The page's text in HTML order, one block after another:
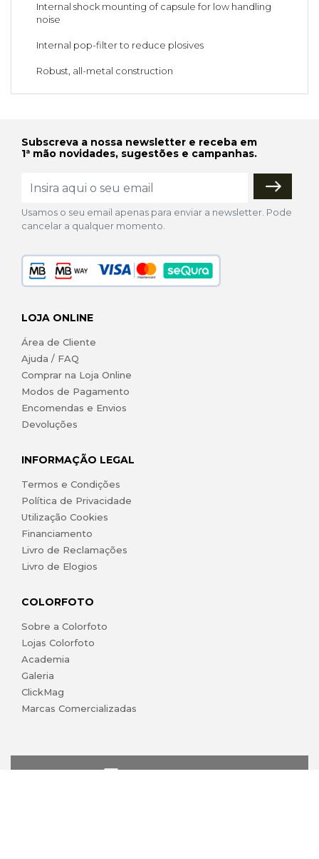
Internal shock mounting of capsule for low handling
noise
Internal pop-filter to reduce plosives
Robust, all-metal construction
Subscreva a nossa newsletter e receba em
1ª mão novidades, sugestões e campanhas.
Usamos o seu email apenas para enviar a newsletter. Pode
cancelar a qualquer momento.
LOJA ONLINE
Área de Cliente
Ajuda / FAQ
Comprar na Loja Online
Modos de Pagamento
Encomendas e Envios
Devoluções
INFORMAÇÃO LEGAL
Termos e Condições
Política de Privacidade
Utilização Cookies
Financiamento
Livro de Reclamações
Livro de Elogios
COLORFOTO
Sobre a Colorfoto
Lojas Colorfoto
Academia
Galeria
ClickMag
Marcas Comercializadas
lojaonline@colorfoto.pt